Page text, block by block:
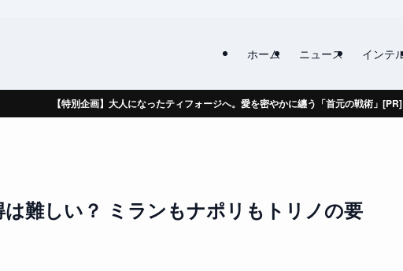
ホーム ニュース インテ
【特別企画】大人になったティフォージへ。愛を密やかに纏う「首元の戦術」[PR]
難しい？ ミランもナポリもトリノの要